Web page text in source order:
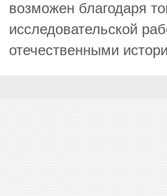
возможен благодаря
исследовательской
отечественными